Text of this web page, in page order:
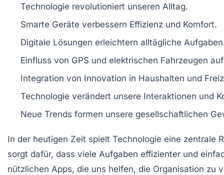
Technologie revolutioniert unseren Alltag.
Smarte Geräte verbessern Effizienz und Komfort.
Digitale Lösungen erleichtern alltägliche
Einfluss von GPS und elektrischen Fahrzeugen
Integration von Innovation in Haushalten und
Technologie verändert unsere Interaktionen und
Neue Trends formen unsere gesellschaftlichen
In der heutigen Zeit spielt Technologie eine zentrale
sorgt dafür, dass viele Aufgaben effizienter und
nützlichen Apps, die uns helfen, die Organisation zu